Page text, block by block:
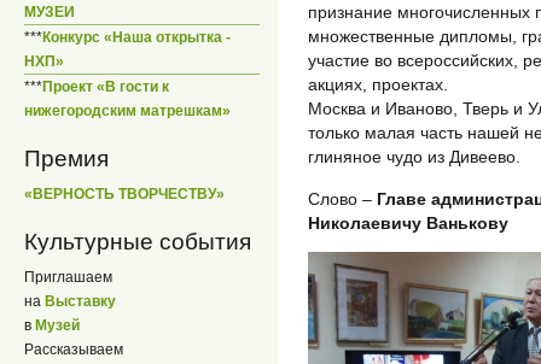
МУЗЕИ
***Конкурс «Наша открытка -
НХП»
***Проект «В гости к
нижегородским матрешкам»
Премия
«ВЕРНОСТЬ ТВОРЧЕСТВУ»
Культурные события
Приглашаем
на Выставку
в Музей
Рассказываем
признание многочисленных
множественные дипломы,
участие во всероссийских,
акциях, проектах.
Москва и Иваново, Тверь и
только малая часть нашей
глиняное чудо из Дивеево.
Слово – Главе
Николаевичу Ванькову